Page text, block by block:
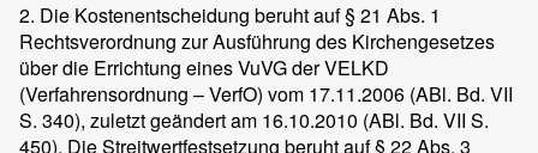
2. Die Kostenentscheidung beruht auf § 21 Abs. 1
Rechtsverordnung zur Ausführung des Kirchengesetzes
über die Errichtung eines VuVG der VELKD
(Verfahrensordnung – VerfO) vom 17.11.2006 (ABl. Bd. VII
S. 340), zuletzt geändert am 16.10.2010 (ABl. Bd. VII S.
450). Die Streitwertfestsetzung beruht auf § 22 Abs. 3